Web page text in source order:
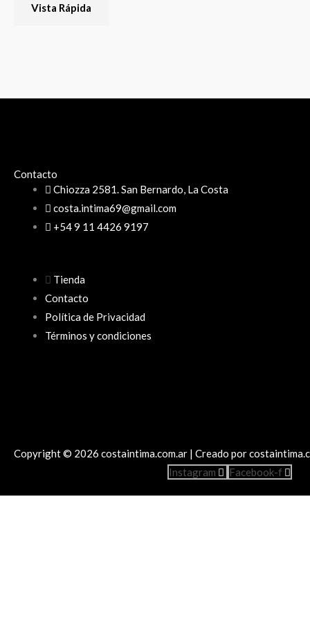
Vista Rápida
Contacto
Chiozza 2581. San Bernardo, La Costa
costa.intima69@gmail.com
+54 9 11 4426 9197
Tienda
Contacto
Política de Privacidad
Términos y condiciones
Copyright © 2026 costaintima.com.ar | Creado por
Instagram
Facebook-f